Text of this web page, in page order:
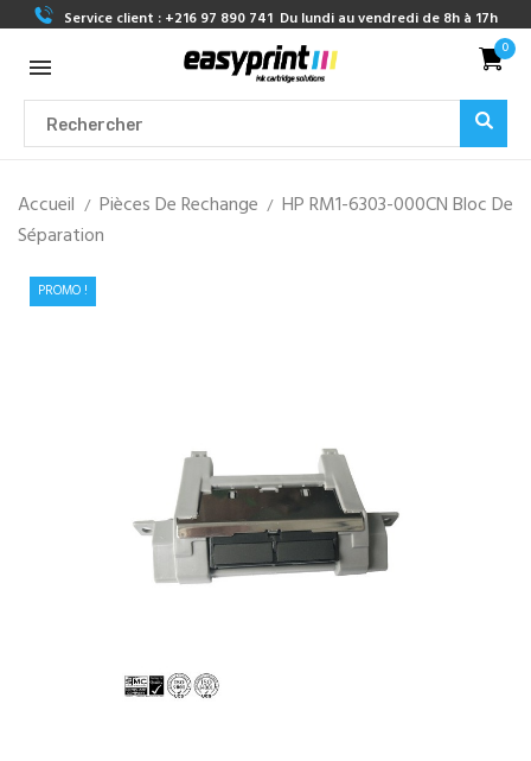
Service client : +216 97 890 741 Du lundi au vendredi de 8h à 17h
0
Accueil Pièces De Rechange
HP RM1-6303-000CN Bloc De
Séparation
PROMO !